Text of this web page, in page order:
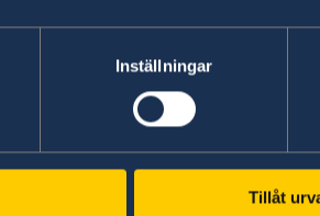
Inställningar
Tillåt